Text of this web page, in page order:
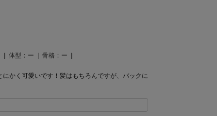
体型： ー 骨格： ー
かく可愛いです！髪はもちろんですが、バックに